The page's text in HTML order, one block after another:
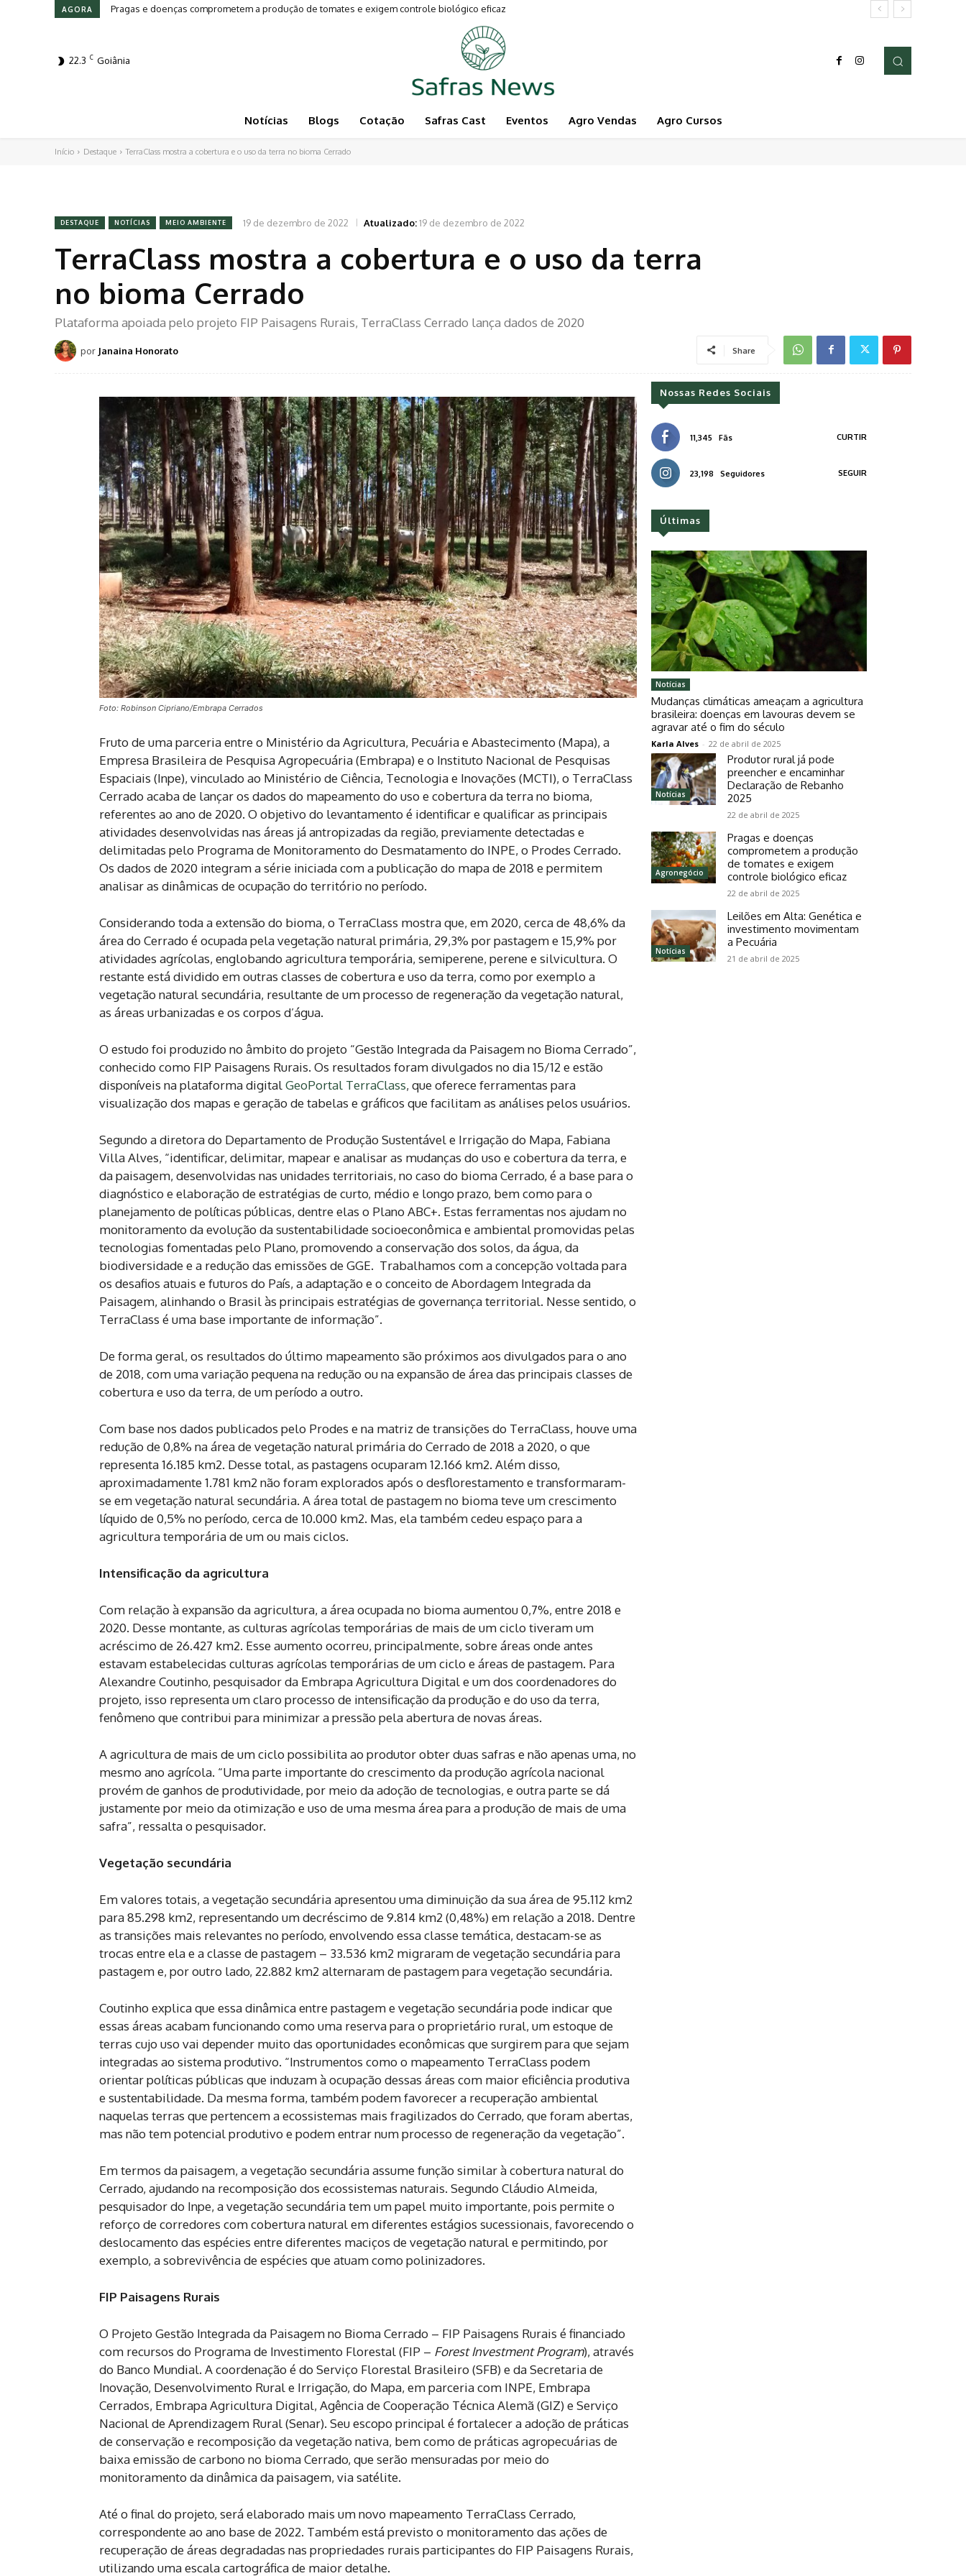
AGORA Pragas e doenças comprometem a produção de tomates e exigem controle biológico eficaz
Leilões em Alta: Genética e investimento movimentam a Pecuária
22.3 C Goiânia
Notícias Blogs Cotação Safras Cast Eventos Agro Vendas Agro Cursos
Início Destaque TerraClass mostra a cobertura e o uso da terra no bioma Cerrado
DESTAQUE NOTÍCIAS MEIO AMBIENTE 19 de dezembro de 2022 Atualizado:19 de dezembro de 2022
TerraClass mostra a cobertura e o uso da terra
no bioma Cerrado
Plataforma apoiada pelo projeto FIP Paisagens Rurais, TerraClass Cerrado lança dados de 2020
por Janaina Honorato Share
Foto: Robinson Cipriano/Embrapa Cerrados
Fruto de uma parceria entre o Ministério da Agricultura, Pecuária e Abastecimento (Mapa), a
Empresa Brasileira de Pesquisa Agropecuária (Embrapa) e o Instituto Nacional de Pesquisas
Espaciais (Inpe), vinculado ao Ministério de Ciência, Tecnologia e Inovações (MCTI), o TerraClass
Cerrado acaba de lançar os dados do mapeamento do uso e cobertura da terra no bioma,
referentes ao ano de 2020. O objetivo do levantamento é identificar e qualificar as principais
atividades desenvolvidas nas áreas já antropizadas da região, previamente detectadas e
delimitadas pelo Programa de Monitoramento do Desmatamento do INPE, o Prodes Cerrado.
Os dados de 2020 integram a série iniciada com a publicação do mapa de 2018 e permitem
analisar as dinâmicas de ocupação do território no período.
Considerando toda a extensão do bioma, o TerraClass mostra que, em 2020, cerca de 48,6% da
área do Cerrado é ocupada pela vegetação natural primária, 29,3% por pastagem e 15,9% por
atividades agrícolas, englobando agricultura temporária, semiperene, perene e silvicultura. O
restante está dividido em outras classes de cobertura e uso da terra, como por exemplo a
vegetação natural secundária, resultante de um processo de regeneração da vegetação natural,
as áreas urbanizadas e os corpos d’água.
O estudo foi produzido no âmbito do projeto “Gestão Integrada da Paisagem no Bioma Cerrado”,
conhecido como FIP Paisagens Rurais. Os resultados foram divulgados no dia 15/12 e estão
disponíveis na plataforma digitalGeoPortal TerraClass, que oferece ferramentas para
visualização dos mapas e geração de tabelas e gráficos que facilitam as análises pelos usuários.
Segundo a diretora do Departamento de Produção Sustentável e Irrigação do Mapa, Fabiana
Villa Alves, “identificar, delimitar, mapear e analisar as mudanças do uso e cobertura da terra, e
da paisagem, desenvolvidas nas unidades territoriais, no caso do bioma Cerrado, é a base para o
diagnóstico e elaboração de estratégias de curto, médio e longo prazo, bem como para o
planejamento de políticas públicas, dentre elas o Plano ABC+. Estas ferramentas nos ajudam no
monitoramento da evolução da sustentabilidade socioeconômica e ambiental promovidas pelas
tecnologias fomentadas pelo Plano, promovendo a conservação dos solos, da água, da
biodiversidade e a redução das emissões de GGE. Trabalhamos com a concepção voltada para
os desafios atuais e futuros do País, a adaptação e o conceito de Abordagem Integrada da
Paisagem, alinhando o Brasil às principais estratégias de governança territorial. Nesse sentido, o
TerraClass é uma base importante de informação”.
De forma geral, os resultados do último mapeamento são próximos aos divulgados para o ano
de 2018, com uma variação pequena na redução ou na expansão de área das principais classes de
cobertura e uso da terra, de um período a outro.
Com base nos dados publicados pelo Prodes e na matriz de transições do TerraClass, houve uma
redução de 0,8% na área de vegetação natural primária do Cerrado de 2018 a 2020, o que
representa 16.185 km2. Desse total, as pastagens ocuparam 12.166 km2. Além disso,
aproximadamente 1.781 km2 não foram explorados após o desflorestamento e transformaram-
se em vegetação natural secundária. A área total de pastagem no bioma teve um crescimento
líquido de 0,5% no período, cerca de 10.000 km2. Mas, ela também cedeu espaço para a
agricultura temporária de um ou mais ciclos.
Intensificação da agricultura
Com relação à expansão da agricultura, a área ocupada no bioma aumentou 0,7%, entre 2018 e
2020. Desse montante, as culturas agrícolas temporárias de mais de um ciclo tiveram um
acréscimo de 26.427 km2. Esse aumento ocorreu, principalmente, sobre áreas onde antes
estavam estabelecidas culturas agrícolas temporárias de um ciclo e áreas de pastagem. Para
Alexandre Coutinho, pesquisador da Embrapa Agricultura Digital e um dos coordenadores do
projeto, isso representa um claro processo de intensificação da produção e do uso da terra,
fenômeno que contribui para minimizar a pressão pela abertura de novas áreas.
A agricultura de mais de um ciclo possibilita ao produtor obter duas safras e não apenas uma, no
mesmo ano agrícola. “Uma parte importante do crescimento da produção agrícola nacional
provém de ganhos de produtividade, por meio da adoção de tecnologias, e outra parte se dá
justamente por meio da otimização e uso de uma mesma área para a produção de mais de uma
safra”, ressalta o pesquisador.
Vegetação secundária
Em valores totais, a vegetação secundária apresentou uma diminuição da sua área de 95.112 km2
para 85.298 km2, representando um decréscimo de 9.814 km2 (0,48%) em relação a 2018. Dentre
as transições mais relevantes no período, envolvendo essa classe temática, destacam-se as
trocas entre ela e a classe de pastagem – 33.536 km2 migraram de vegetação secundária para
pastagem e, por outro lado, 22.882 km2 alternaram de pastagem para vegetação secundária.
Coutinho explica que essa dinâmica entre pastagem e vegetação secundária pode indicar que
essas áreas acabam funcionando como uma reserva para o proprietário rural, um estoque de
terras cujo uso vai depender muito das oportunidades econômicas que surgirem para que sejam
integradas ao sistema produtivo. “Instrumentos como o mapeamento TerraClass podem
orientar políticas públicas que induzam à ocupação dessas áreas com maior eficiência produtiva
e sustentabilidade. Da mesma forma, também podem favorecer a recuperação ambiental
naquelas terras que pertencem a ecossistemas mais fragilizados do Cerrado, que foram abertas,
mas não tem potencial produtivo e podem entrar num processo de regeneração da vegetação”.
Em termos da paisagem, a vegetação secundária assume função similar à cobertura natural do
Cerrado, ajudando na recomposição dos ecossistemas naturais. Segundo Cláudio Almeida,
pesquisador do Inpe, a vegetação secundária tem um papel muito importante, pois permite o
reforço de corredores com cobertura natural em diferentes estágios sucessionais, favorecendo o
deslocamento das espécies entre diferentes maciços de vegetação natural e permitindo, por
exemplo, a sobrevivência de espécies que atuam como polinizadores.
FIP Paisagens Rurais
O Projeto Gestão Integrada da Paisagem no Bioma Cerrado – FIP Paisagens Rurais é financiado
com recursos do Programa de Investimento Florestal (FIP – Forest Investment Program), através
do Banco Mundial. A coordenação é do Serviço Florestal Brasileiro (SFB) e da Secretaria de
Inovação, Desenvolvimento Rural e Irrigação, do Mapa, em parceria com INPE, Embrapa
Cerrados, Embrapa Agricultura Digital, Agência de Cooperação Técnica Alemã (GIZ) e Serviço
Nacional de Aprendizagem Rural (Senar). Seu escopo principal é fortalecer a adoção de práticas
de conservação e recomposição da vegetação nativa, bem como de práticas agropecuárias de
baixa emissão de carbono no bioma Cerrado, que serão mensuradas por meio do
monitoramento da dinâmica da paisagem, via satélite.
Até o final do projeto, será elaborado mais um novo mapeamento TerraClass Cerrado,
correspondente ao ano base de 2022. Também está previsto o monitoramento das ações de
recuperação de áreas degradadas nas propriedades rurais participantes do FIP Paisagens Rurais,
utilizando uma escala cartográfica de maior detalhe.
Nossas Redes Sociais
11,345 Fãs CURTIR
23,198 Seguidores SEGUIR
Últimas
Notícias
Mudanças climáticas ameaçam a agricultura
brasileira: doenças em lavouras devem se
agravar até o fim do século
Karla Alves - 22 de abril de 2025
Notícias
Produtor rural já pode
preencher e encaminhar
Declaração de Rebanho
2025
22 de abril de 2025
Agronegócio
Pragas e doenças
comprometem a produção
de tomates e exigem
controle biológico eficaz
22 de abril de 2025
Notícias
Leilões em Alta: Genética e
investimento movimentam
a Pecuária
21 de abril de 2025